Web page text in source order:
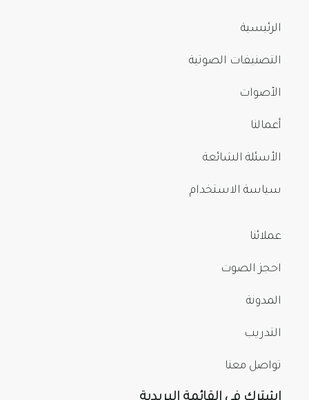
الرئيسية
التصنيفات الصوتية
الأصوات
أعمالنا
الأسئلة الشائعة
سياسة الاستخدام
عملائنا
احجز الصوت
المدونة
التدريب
تواصل معنا